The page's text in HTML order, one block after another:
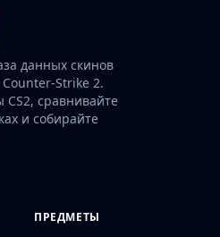
данных скинов
Strike 2.
CS2, сравнивайте
и собирайте
ПРЕДМЕТЫ